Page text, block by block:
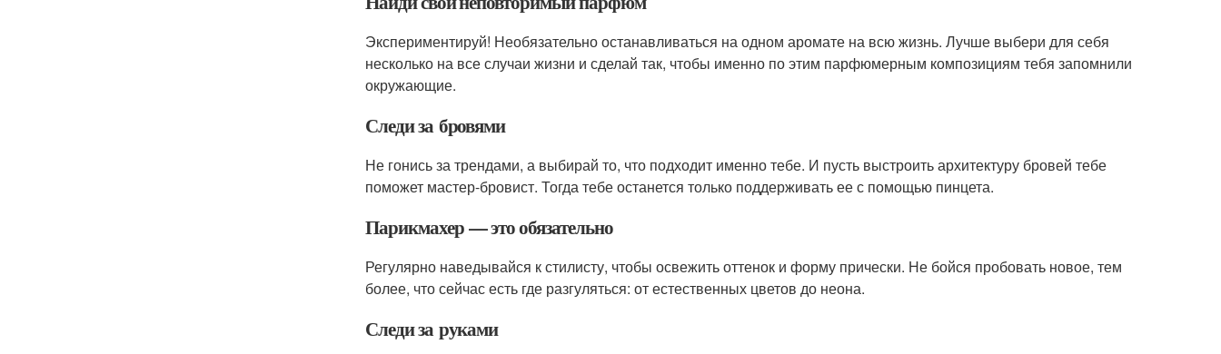
Экспериментируй! Необязательно останавливаться на одном аромате на всю жизнь. Лучше выбери для себя
несколько на все случаи жизни и сделай так, чтобы именно по этим парфюмерным композициям тебя запомнили
окружающие.
Следи за бровями
Не гонись за трендами, а выбирай то, что подходит именно тебе. И пусть выстроить архитектуру бровей тебе
поможет мастер-бровист. Тогда тебе останется только поддерживать ее с помощью пинцета.
Парикмахер — это обязательно
Регулярно наведывайся к стилисту, чтобы освежить оттенок и форму прически. Не бойся пробовать новое, тем
более, что сейчас есть где разгуляться: от естественных цветов до неона.
Следи за руками